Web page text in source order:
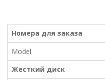
Номера для заказа
Model
Жесткий диск